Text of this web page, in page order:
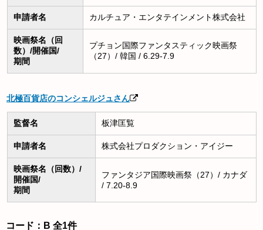
申請者名 カルチュア・エンタテインメント株式会社
映画祭名（回
数）/開催国/
期間
プチョン国際ファンタスティック映画祭
（27）/ 韓国 / 6.29-7.9
北極百貨店のコンシェルジュさん
監督名 板津匡覧
申請者名 株式会社プロダクション・アイジー
映画祭名（回数）/
開催国/
期間
ファンタジア国際映画祭（27）/ カナダ
/ 7.20-8.9
コード：B 全1件